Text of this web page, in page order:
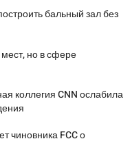
бальный зал без
но в сфере
коллегия CNN ослабила
чиновника FCC о